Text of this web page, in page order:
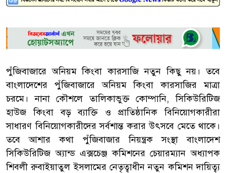
পুঁজিবাজারে অনিয়ম কিংবা কারসাজি নতুন কিছু নয়। তবে
বাংলাদেশের পুঁজিবাজারে অনিয়ম কিংবা কারসাজির মাত্রা
চরমে। নানা কৌশলে তালিকাভুক্ত কোম্পানি, সিকিউরিটিজ
হাউজ কিংবা বড় ব্যাক্তি ও প্রাতিষ্ঠানিক বিনিয়োগকারীরা
সাধারণ বিনিয়োগকারীদের সর্বশান্ত করার উৎসবে মেতে থাকে।
তবে আশার কথা পুঁজিবাজার নিয়ন্ত্রক সংস্থা বাংলাদেশ
সিকিউরিটিজ অ্যান্ড এক্সচেঞ্জ কমিশনের চেয়ারম্যান অধ্যাপক
শিবলী রুবাইয়াতুল ইসলামের নেতৃত্বাধীন নতুন কমিশন দায়িত্ব্য